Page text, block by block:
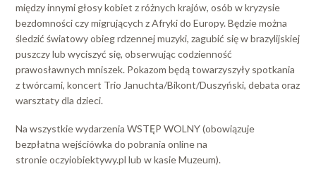
między innymi głosy kobiet z różnych krajów, osób w kryzysie
bezdomności czy migrujących z Afryki do Europy. Będzie można
śledzić światowy obieg rdzennej muzyki, zagubić się w brazylijskiej
puszczy lub wyciszyć się, obserwując codzienność
prawosławnych mniszek. Pokazom będą towarzyszyły spotkania
z twórcami, koncert Trio Januchta/Bikont/Duszyński, debata oraz
warsztaty dla dzieci.
Na wszystkie wydarzenia WSTĘP WOLNY (obowiązuje
bezpłatna wejściówka do pobrania online na
stronie oczyiobiektywy.pl lub w kasie Muzeum).